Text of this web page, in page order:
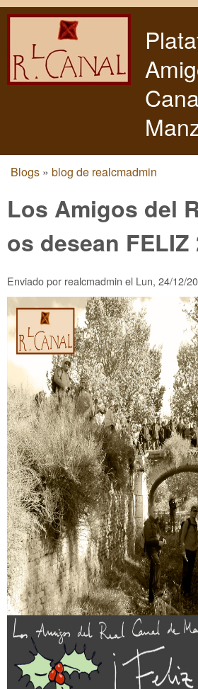
Pasar al contenido
Usted está aquí
Blogs » blog de realcmadmin
Los Amigos del
os desean FELIZ
Enviado por realcmadmin el Lun, 24/12/